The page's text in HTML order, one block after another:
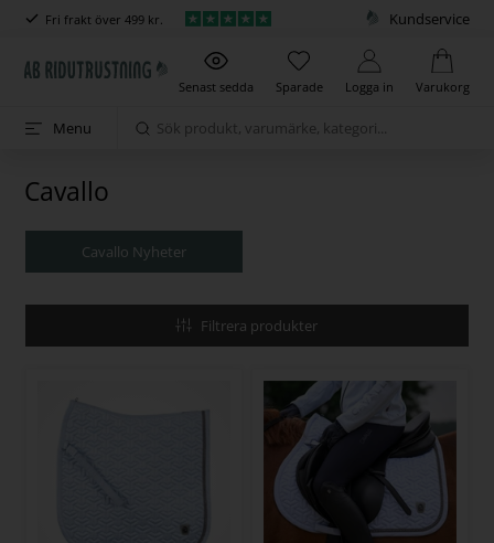
Fri frakt över 499 kr. Kundservice
Senast sedda Sparade Logga in Varukorg
Menu
Cavallo
Cavallo Nyheter
Filtrera produkter